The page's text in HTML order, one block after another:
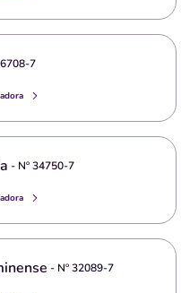
7
- Nº34750-7
- Nº32089-7